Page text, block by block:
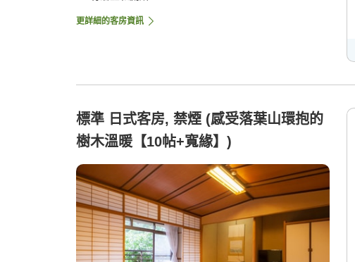
更詳細的客房資訊
標準 日式客房, 禁煙 (感受落葉山環抱的
樹木溫暖【10帖+寬緣】)